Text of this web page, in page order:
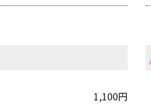
1,100円